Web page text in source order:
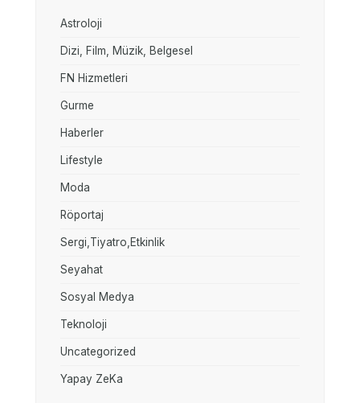
Astroloji
Dizi, Film, Müzik, Belgesel
FN Hizmetleri
Gurme
Haberler
Lifestyle
Moda
Röportaj
Sergi,Tiyatro,Etkinlik
Seyahat
Sosyal Medya
Teknoloji
Uncategorized
Yapay ZeKa